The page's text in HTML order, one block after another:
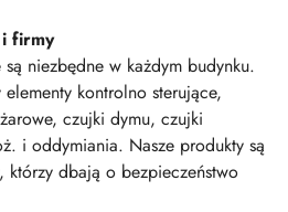
i firmy
niezbędne w każdym budynku.
kontrolno sterujące,
czujki dymu, czujki
i oddymiania. Nasze produkty są
którzy dbają o bezpieczeństwo